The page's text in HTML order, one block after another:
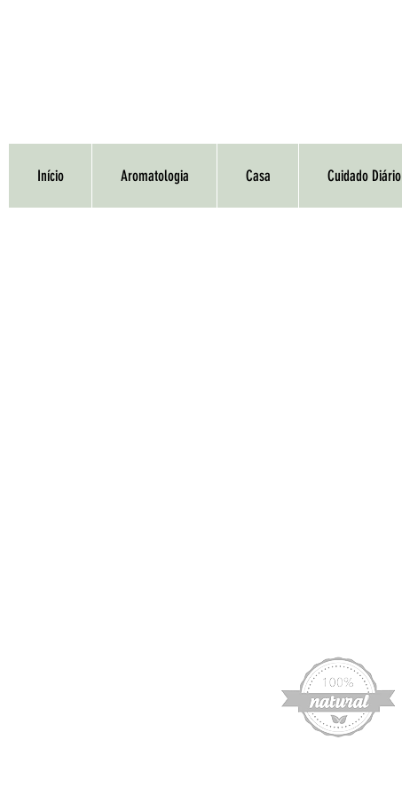
Início Aromatologia Casa Cuidado Diário